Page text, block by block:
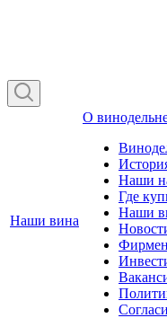
Наши вина
О
Наши
Где
Наши